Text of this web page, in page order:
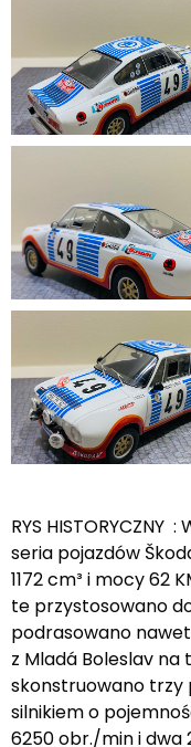
RYS HISTORYCZNY
seria pojazdów
1172 cm³ i mocy 62
te przystosowano
podrasowano
z Mladá Boleslav na
skonstruowano trzy
silnikiem o
6250 obr./min i dwa